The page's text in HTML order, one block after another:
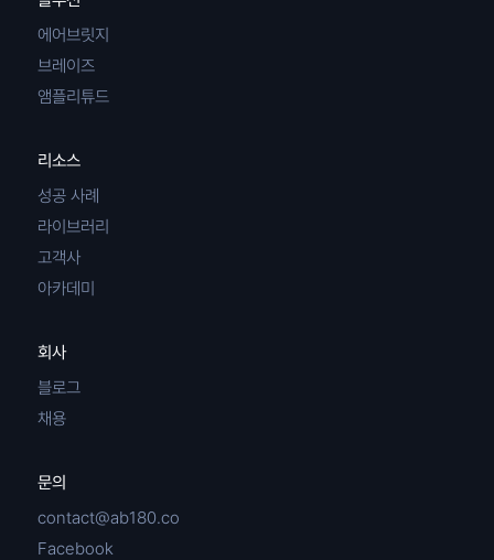
에어브릿지
브레이즈
앰플리튜드
리소스
성공 사례
라이브러리
고객사
아카데미
회사
블로그
채용
문의
contact@ab180.co
Facebook